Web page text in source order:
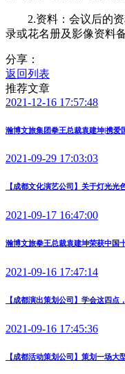
2.资料：会议后的资
录或花名册及影像资料备
分享：
返回列表
推荐文章
2021-12-16 17:57:48
瀚博文旅集团拳王总裁袁建坤|携
2021-09-29 17:03:03
【成都文化演艺公司】关于灯光光
2021-09-17 16:47:00
瀚博文旅拳王总裁袁建坤荣获中国
2021-09-16 17:47:14
【成都演出策划公司】学会这四
2021-09-16 17:45:36
【成都活动策划公司】策划一场大